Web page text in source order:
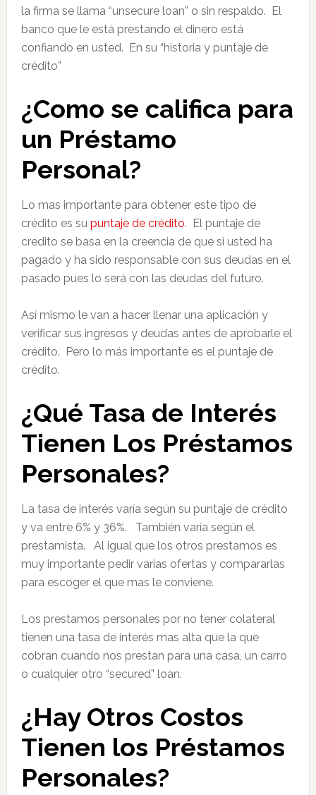
la firma se llama “unsecure loan” o sin respaldo. El
banco que le está prestando el dinero está
confiando en usted. En su “historia y puntaje de
crédito”
¿Como se califica para
un Préstamo
Personal?
Lo mas importante para obtener este tipo de
crédito es supuntaje de crédito. El puntaje de
credito se basa en la creencia de que si usted ha
pagado y ha sido responsable con sus deudas en el
pasado pues lo será con las deudas del futuro.
Así mismo le van a hacer llenar una aplicación y
verificar sus ingresos y deudas antes de aprobarle el
crédito. Pero lo más importante es el puntaje de
crédito.
¿Qué Tasa de Interés
Tienen Los Préstamos
Personales?
La tasa de interés varía según su puntaje de crédito
y va entre 6% y 36%. También varía según el
prestamista. Al igual que los otros prestamos es
muy importante pedir varias ofertas y compararlas
para escoger el que mas le conviene.
Los prestamos personales por no tener colateral
tienen una tasa de interés mas alta que la que
cobran cuando nos prestan para una casa, un carro
o cualquier otro “secured” loan.
¿Hay Otros Costos
Tienen los Préstamos
Personales?